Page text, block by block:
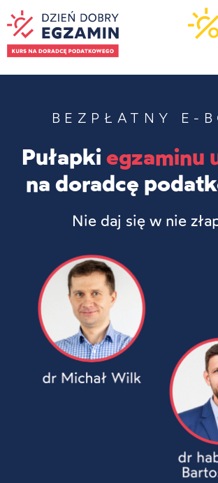
BEZPŁATNY E-
Pułapkiegzaminu
na doradcę
Nie daj się w nie